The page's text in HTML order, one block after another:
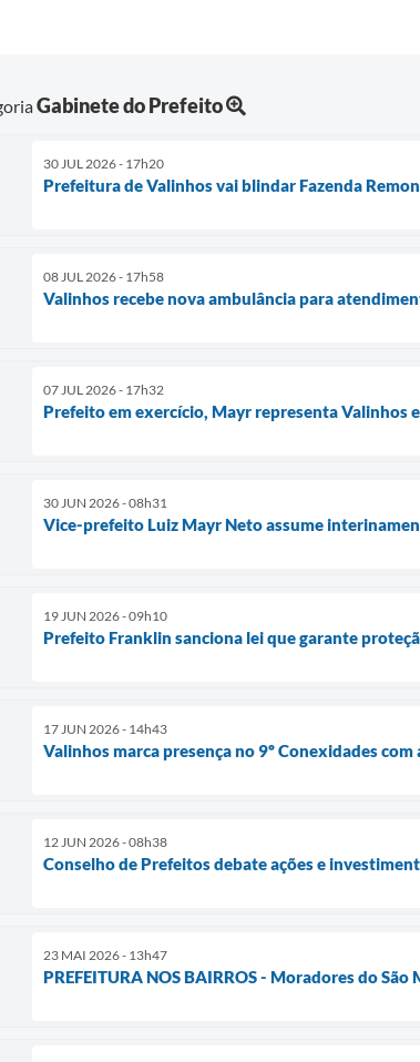
Gabinete do Prefeito
30 JUL 2026 - 17h20
Prefeitura de Valinhos vai blindar Fazenda
08 JUL 2026 - 17h58
Valinhos recebe nova ambulância para
07 JUL 2026 - 17h32
Prefeito em exercício, Mayr representa Valinhos
30 JUN 2026 - 08h31
Vice-prefeito Luiz Mayr Neto assume
19 JUN 2026 - 09h10
Prefeito Franklin sanciona lei que garante
17 JUN 2026 - 14h43
Valinhos marca presença no 9º Conexidades
12 JUN 2026 - 08h38
Conselho de Prefeitos debate ações e
23 MAI 2026 - 13h47
PREFEITURA NOS BAIRROS - Moradores do